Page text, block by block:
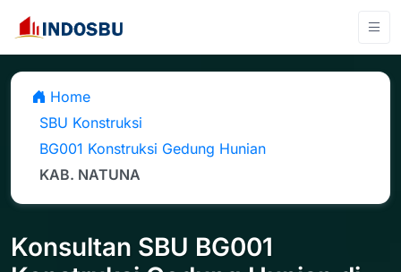
Home
SBU Konstruksi
BG001 Konstruksi Gedung Hunian
KAB. NATUNA
Konsultan SBU BG001